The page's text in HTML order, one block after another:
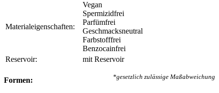
Materialeigenschaften:
Vegan
Spermizidfrei
Parfümfrei
Geschmacksneutral
Farbstofffrei
Benzocainfrei
Reservoir:
mit Reservoir
*gesetzlich zulässige Maßabweichung
Formen: